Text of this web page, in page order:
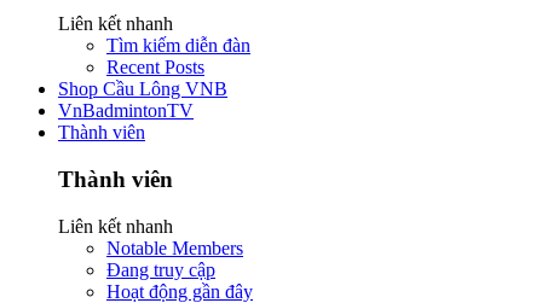
Liên kết nhanh
Tìm kiếm diễn đàn
Recent Posts
Shop Cầu Lông VNB
VnBadmintonTV
Thành viên
Thành viên
Liên kết nhanh
Notable Members
Đang truy cập
Hoạt động gần đây